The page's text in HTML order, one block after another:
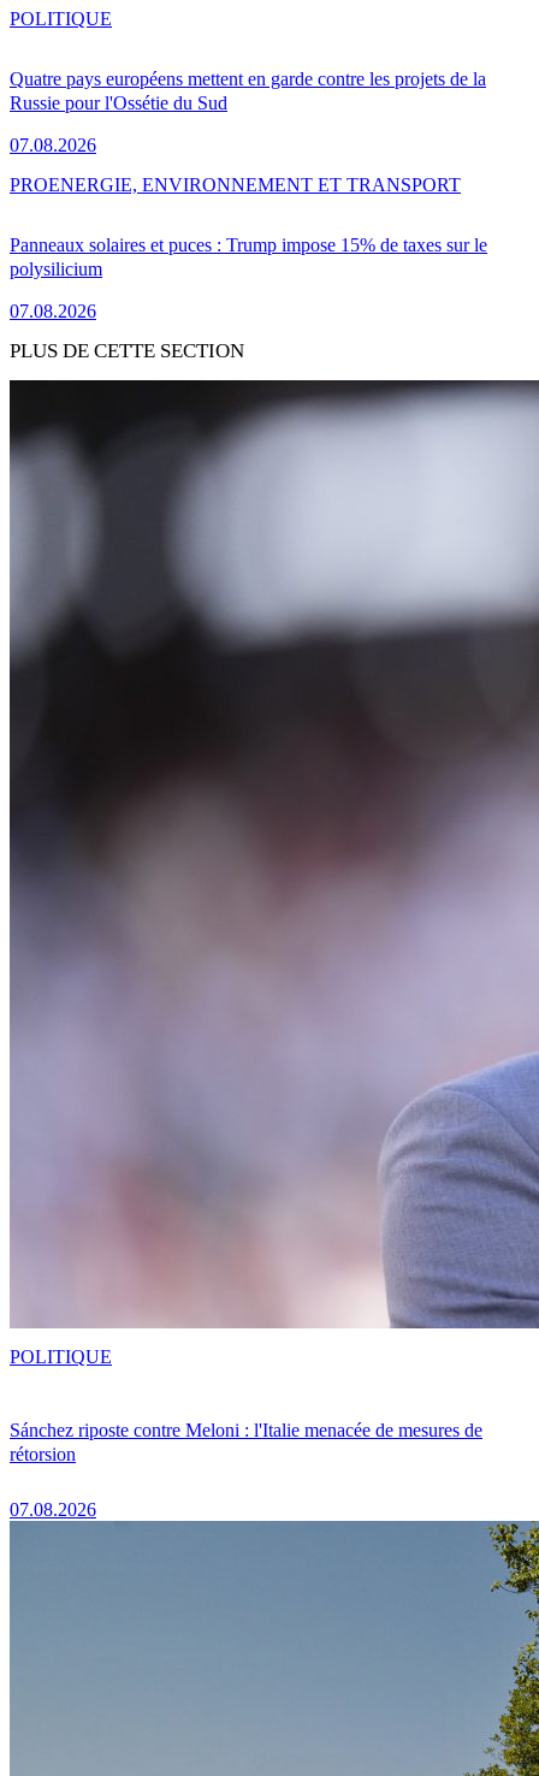
Quatre pays européens mettent en garde contre les projets de la
Russie pour l'Ossétie du Sud
07.08.2026
POLITIQUE
Panneaux solaires et puces : Trump impose 15% de taxes sur le
polysilicium
07.08.2026
PROENERGIE, ENVIRONNEMENT ET TRANSPORT
PLUS DE CETTE SECTION
Sánchez riposte contre Meloni : l'Italie menacée de mesures de
rétorsion
07.08.2026
POLITIQUE